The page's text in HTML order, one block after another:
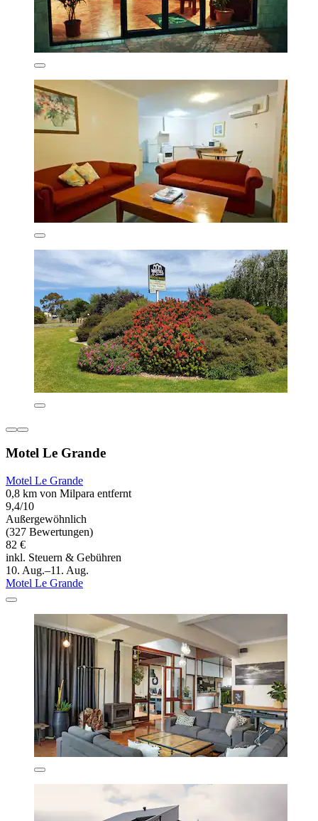
Motel Le Grande
Motel Le Grande
0,8 km von Milpara entfernt
9,4/10
Außergewöhnlich
(327 Bewertungen)
82 €
inkl. Steuern & Gebühren
10. Aug.–11. Aug.
Motel Le Grande